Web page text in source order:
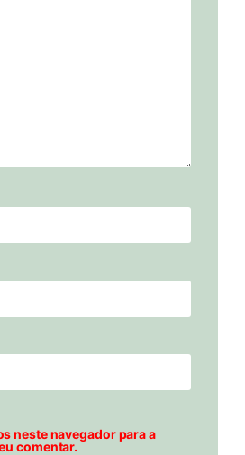
neste navegador para a
comentar.